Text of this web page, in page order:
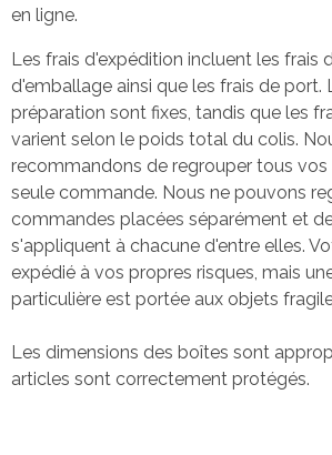
en ligne.
Les frais d'expédition incluent les frais
d'emballage ainsi que les frais de port.
préparation sont fixes, tandis que les
varient selon le poids total du colis.
recommandons de regrouper tous vos
seule commande. Nous ne pouvons
commandes placées séparément et
s'appliquent à chacune d'entre elles.
expédié à vos propres risques, mais
particulière est portée aux objets
Les dimensions des boîtes sont
articles sont correctement protégés.